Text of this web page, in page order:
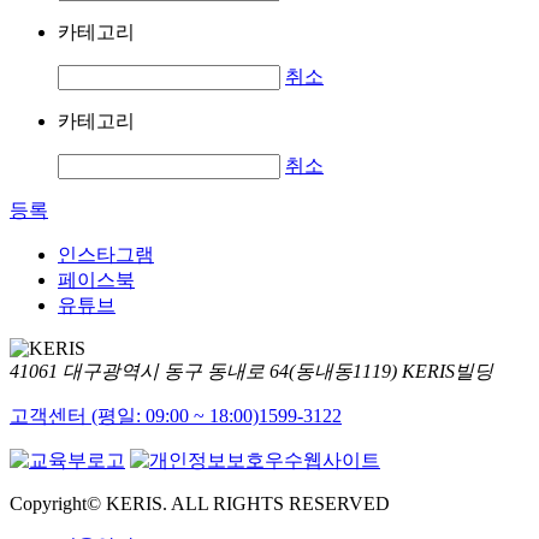
카테고리
취소
카테고리
취소
등록
인스타그램
페이스북
유튜브
41061 대구광역시 동구 동내로 64(동내동1119) KERIS빌딩
고객센터 (평일: 09:00 ~ 18:00)1599-3122
Copyright© KERIS. ALL RIGHTS RESERVED